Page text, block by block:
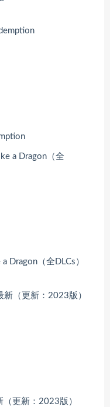
Dragon（全DLCs）
更新：2023版）